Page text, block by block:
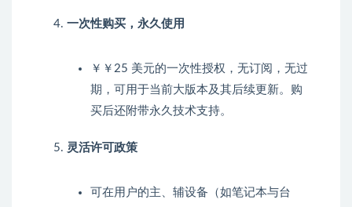
一次性购买，永久使用
￥￥25 美元的一次性授权，无订阅，无过
期，可用于当前大版本及其后续更新。购
买后还附带永久技术支持。
灵活许可政策
可在用户的主、辅设备（如笔记本与台